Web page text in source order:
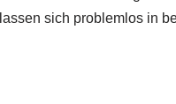
sich problemlos in